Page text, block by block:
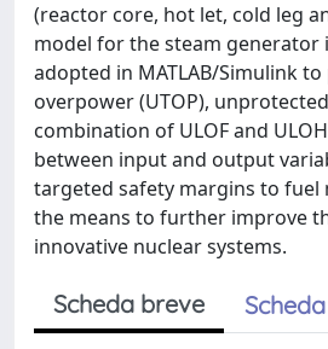
(reactor core, hot let, cold leg
model for the steam generator
adopted in MATLAB/Simulink
overpower (UTOP),
combination of ULOF and
between input and output
targeted safety margins to fuel
the means to further improve
innovative nuclear systems.
Scheda breve